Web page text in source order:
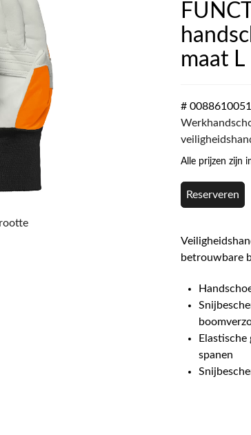
maat L
#
Alle prijzen zijn
Reserveren
betrouwbare
spanen